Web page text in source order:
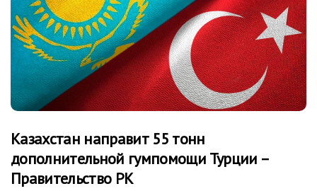
Казахстан направит 55 тонн
дополнительной гумпомощи Турции –
Правительство РК